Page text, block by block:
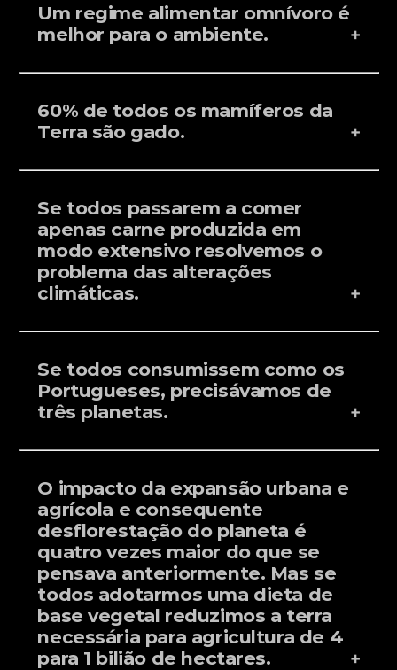
Um regime alimentar omnívoro é
melhor para o ambiente.
60% de todos os mamíferos da
Terra são gado.
Se todos passarem a comer
apenas carne produzida em
modo extensivo resolvemos o
problema das alterações
climáticas.
Se todos consumissem como os
Portugueses, precisávamos de
três planetas.
O impacto da expansão urbana e
agrícola e consequente
desflorestação do planeta é
quatro vezes maior do que se
pensava anteriormente. Mas se
todos adotarmos uma dieta de
base vegetal reduzimos a terra
necessária para agricultura de 4
para 1 bilião de hectares.